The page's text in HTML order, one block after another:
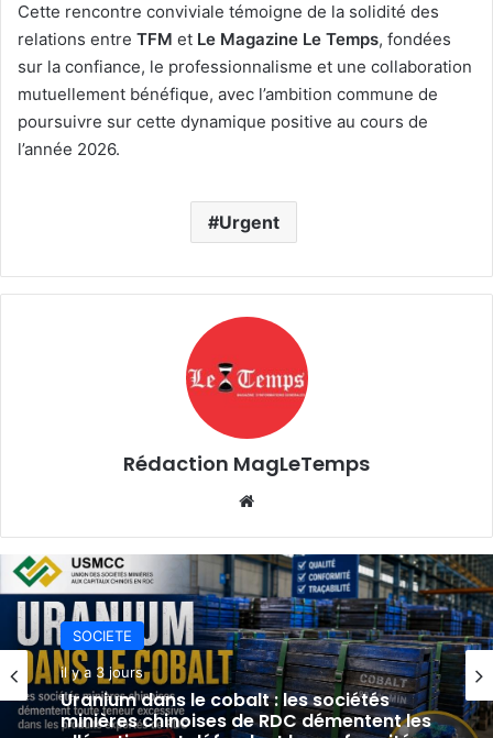
Cette rencontre conviviale témoigne de la solidité des
relations entre TFM et Le Magazine Le Temps, fondées
sur la confiance, le professionnalisme et une collaboration
mutuellement bénéfique, avec l’ambition commune de
poursuivre sur cette dynamique positive au cours de
l’année 2026.
Urgent
Rédaction MagLeTemps
SOCIETE
il y a 3 jours
SOCIETE
il y a 3 jours
TFM réfute les accusations sur l’uranium